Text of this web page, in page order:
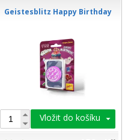
Geistesblitz Happy Birthday
Vložit do košíku